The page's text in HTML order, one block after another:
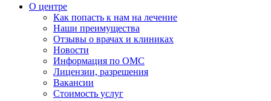
О центре
Как попасть к нам на лечение
Наши преимущества
Отзывы о врачах и клиниках
Новости
Информация по ОМС
Лицензии, разрешения
Вакансии
Стоимость услуг